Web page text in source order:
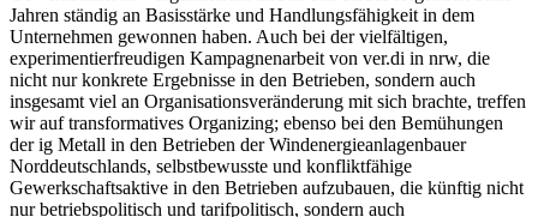
Jahren ständig an Basisstärke und Handlungsfähigkeit in dem
Unternehmen gewonnen haben. Auch bei der vielfältigen,
experimentierfreudigen Kampagnenarbeit von ver.di in nrw, die
nicht nur konkrete Ergebnisse in den Betrieben, sondern auch
insgesamt viel an Organisationsveränderung mit sich brachte, treffen
wir auf transformatives Organizing; ebenso bei den Bemühungen
der ig Metall in den Betrieben der Windenergieanlagenbauer
Norddeutschlands, selbstbewusste und konfliktfähige
Gewerkschaftsaktive in den Betrieben aufzubauen, die künftig nicht
nur betriebspolitisch und tarifpolitisch, sondern auch